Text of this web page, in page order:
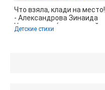
Что взяла, клади на место!
- Александрова Зинаида
Николаевна (книги онлайн
txt)
Детские стихи